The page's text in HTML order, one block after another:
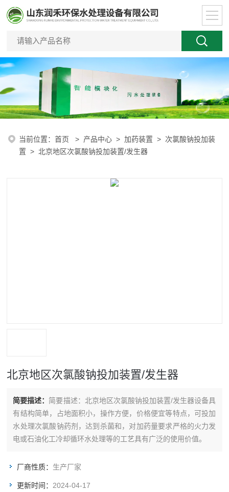
当前位置：首页 > 产品中心 >加药装置 > 次氯酸钠投加装
置 > 北京地区次氯酸钠投加装置/发生器
北京地区次氯酸钠投加装置/发生器
简要描述： 简要描述：北京地区次氯酸钠投加装置/发生器设备具
有结构简单，占地面积小，操作方便，价格便宜等特点，可投加
水处理次氯酸钠药剂，达到杀菌和，对加药量要求严格的火力发
电或石油化工冷却循环水处理等的工艺具有广泛的使用价值。
厂商性质： 生产厂家
更新时间： 2024-04-17